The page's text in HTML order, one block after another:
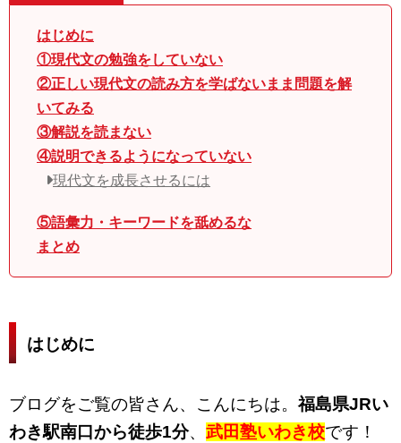
はじめに
①現代文の勉強をしていない
②正しい現代文の読み方を学ばないまま問題を解
いてみる
③解説を読まない
④説明できるようになっていない
現代文を成長させるには
⑤語彙力・キーワードを舐めるな
まとめ
はじめに
ブログをご覧の皆さん、こんにちは。福島県JRい
わき駅南口から徒歩1分、 武田塾いわき校です！